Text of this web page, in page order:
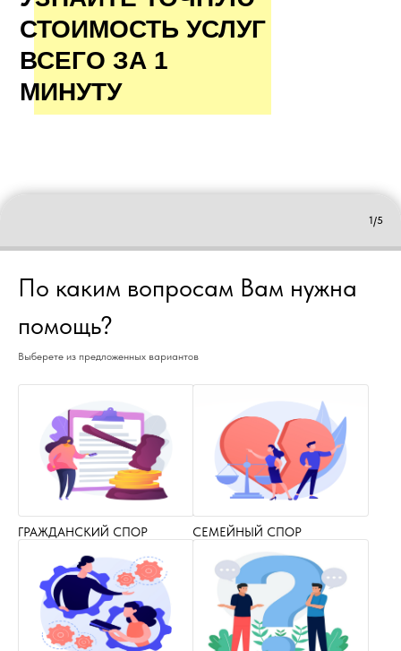
СТОИМОСТЬ УСЛУГ
ВСЕГО ЗА 1
МИНУТУ
1/5
По каким вопросам Вам нужна
помощь?
Выберете из предложенных вариантов
ГРАЖДАНСКИЙ СПОР СЕМЕЙНЫЙ СПОР